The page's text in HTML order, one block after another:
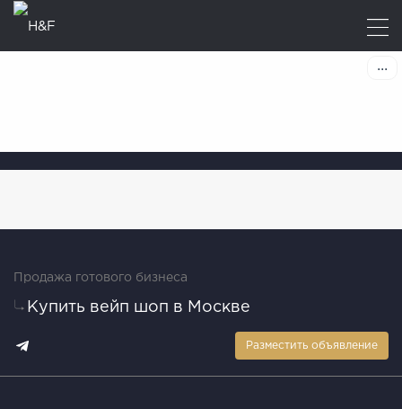
Продажа готового бизнеса
Купить вейп шоп в Москве
Разместить объявление